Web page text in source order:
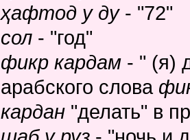
ҳафтод у ду- "72"
сол - "год"
фикр кардам - " (я)
арабского слова
кардан "делать" в